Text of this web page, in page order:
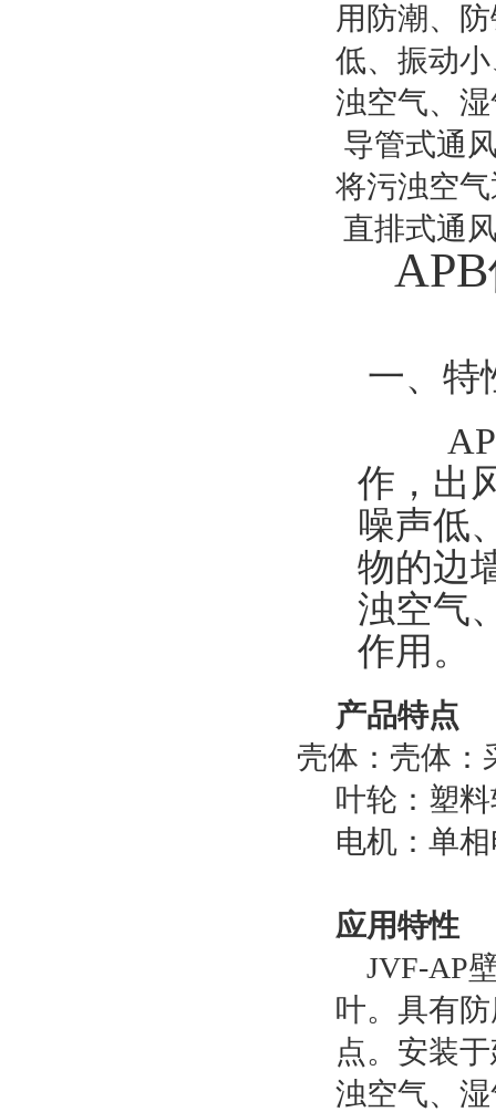
用防潮、
低、振动
浊空气、
导管式通
将污浊空
直排式通
一、
APB
作，出
噪声低
物的边
浊空气
作用。
产品特点
壳体：壳体：
叶轮：塑
电机：单
应用特性
JVF-AP
叶。具有
点。安装
浊空气、